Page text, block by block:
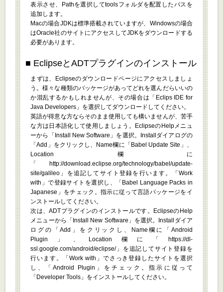
表示させ、Pathを選択してtoolsフォルダを配置したパスを
追加します。
Macの場合JDKは標準搭載されていますが、Windowsの場合
はOracle社のサイトにアクセスしてJDKをダウンロードする
必要があります。
EclipseとADTプラグインのインストール
まずは、Eclipseのダウンロードページにアクセスしましょ
う。様々な種類のパッケージがあってどれを選んだらいいの
か混乱するかもしれませんが、その場合は「Eclips IDE for
Java Developers」を選択してダウンロードしてください。
英語が得意な方ならそのまま使用しても構いませんが、苦手
な方は日本語化して使用しましょう。EclipseのHelpメニュ
ーから「Install New Software」を選択。Installダイアログの
「Add」をクリックし、Name欄に「Babel Update Site」、
Location欄に
「http://download.eclipse.org/technology/babel/update-
site/galileo」を追記してサイト登録を行います。「Work
with」で登録サイトを選択し、「Babel Language Packs in
Japanese」をチェック。指示に従って言語パッケージをイ
ンストールしてください。
次は、ADTプラグインのインストールです。EclipseのHelp
メニューから「Install New Software」を選択。Installダイア
ログの「Add」をクリックし、Name欄に「Android
Plugin」、Location欄に「https://dl-
ssl.google.com/android/eclipse/」を追記してサイト登録を
行います。「Work with」でさっき登録したサイトを選択
し、「Android Plugin」をチェック。指示に従って
「Developer Tools」をインストールしてください。